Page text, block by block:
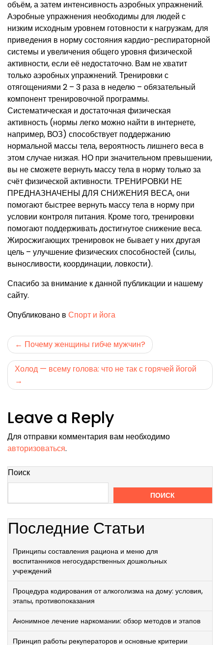
объём, а затем интенсивность аэробных упражнений.
Аэробные упражнения необходимы для людей с
низким исходным уровнем готовности к нагрузкам, для
приведения в норму состояния кардио-респираторной
системы и увеличения общего уровня физической
активности, если её недостаточно. Вам не хватит
только аэробных упражнений. Тренировки с
отягощениями 2 – 3 раза в неделю – обязательный
компонент тренировочной программы.
Систематическая и достаточная физическая
активность (нормы легко можно найти в интернете,
например, ВОЗ) способствует поддержанию
нормальной массы тела, вероятность лишнего веса в
этом случае низкая. НО при значительном превышении,
вы не сможете вернуть массу тела в норму только за
счёт физической активности. ТРЕНИРОВКИ НЕ
ПРЕДНАЗНАЧЕНЫ ДЛЯ СНИЖЕНИЯ ВЕСА, они
помогают быстрее вернуть массу тела в норму при
условии контроля питания. Кроме того, тренировки
помогают поддерживать достигнутое снижение веса.
Жиросжигающих тренировок не бывает у них другая
цель – улучшение физических способностей (силы,
выносливости, координации, ловкости).
Спасибо за внимание к данной публикации и нашему
сайту.
Опубликовано в Спорт и йога
Навигация
по
записям
Почему женщины гибче мужчин?
Холод — всему голова: что не так с горячей йогой
Leave a Reply
Для отправки комментария вам необходимо
авторизоваться.
Поиск
ПОИСК
Последние Статьи
Принципы составления рациона и меню для
воспитанников негосударственных дошкольных
учреждений
Процедура кодирования от алкоголизма на дому: условия,
этапы, противопоказания
Анонимное лечение наркомании: обзор методов и этапов
Принцип работы рекуператоров и основные критерии